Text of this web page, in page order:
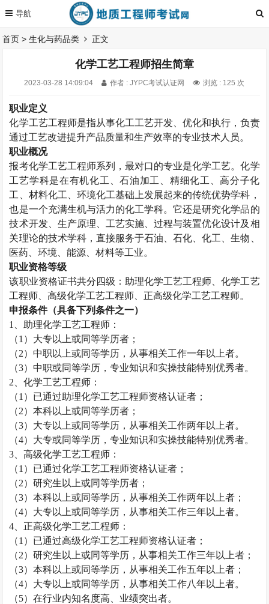
首页 >生化与药品类 正文
化学工艺工程师招生简章
2023-03-28 14:09:04 作者 : JYPC考试认证网 浏览 : 125 次
职业定义
化学工艺工程师是指从事化工工艺开发、优化和执行，负责
通过工艺改进提升产品质量和生产效率的专业技术人员。
职业概况
报考化学工艺工程师系列，最对口的专业是化学工艺。化学
工艺学科是在有机化工、石油加工、精细化工、高分子化
工、材料化工、环境化工基础上发展起来的传统优势学科，
也是一个充满生机与活力的化工学科。它还是研究化学品的
技术开发、生产原理、工艺实施、过程与装置优化设计及相
关理论的技术学科，直接服务于石油、石化、化工、生物、
医药、环境、能源、材料等工业。
职业资格等级
该职业资格证书共分四级：助理化学工艺工程师、化学工艺
工程师、高级化学工艺工程师、正高级化学工艺工程师。
申报条件（具备下列条件之一）
1
、助理化学工艺工程师：
（1 ）大专以上或同等学历者；
（2）中职以上或同等学历，从事相关工作一年以上者。
（3）中职或同等学历，专业知识和实操技能特别优秀者。
2 、化学工艺工程师：
（1 ）已通过助理化学工艺工程师资格认证者；
（2）本科以上或同等学历者；
（3）大专以上或同等学历，从事相关工作两年以上者。
（4）大专或同等学历，专业知识和实操技能特别优秀者。
3 、高级化学工艺工程师：
（1 ）已通过化学工艺工程师资格认证者；
（2）研究生以上或同等学历者；
（3）本科以上或同等学历，从事相关工作两年以上者；
（4）大专以上或同等学历，从事相关工作三年以上者。
4 、正高级化学工艺工程师：
（1 ）已通过高级化学工艺工程师资格认证者；
（2）研究生以上或同等学历，从事相关工作三年以上者；
（3）本科以上或同等学历，从事相关工作五年以上者；
（4）大专以上或同等学历，从事相关工作八年以上者。
（5）在行业内知名度高、业绩突出者。